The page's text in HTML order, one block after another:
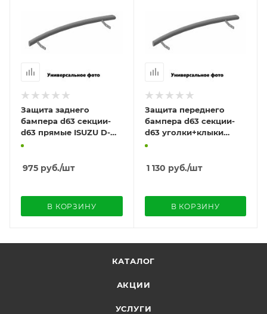
Защита заднего
бампера d63 секции-
d63 прямые ISUZU D-
MAX 2019-
975 руб./шт
В КОРЗИНУ
Защита переднего
бампера d63 секции-
d63 уголки+клыки
ISUZU D-MAX 2019-
1 130 руб./шт
В КОРЗИНУ
КАТАЛОГ
АКЦИИ
УСЛУГИ